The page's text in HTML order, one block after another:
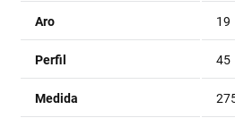
Aro 19
Perfil 45
Medida